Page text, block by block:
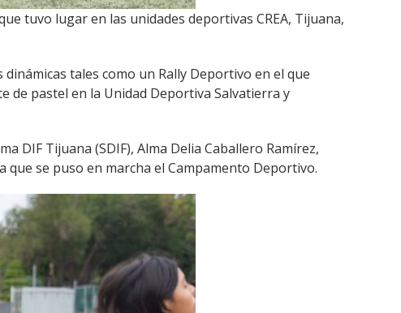
tuvo lugar en las unidades deportivas CREA, Tijuana,
tales como un Rally Deportivo en el que
de pastel en la Unidad Deportiva Salvatierra y
DIF Tijuana (SDIF), Alma Delia Caballero Ramírez,
se puso en marcha el Campamento Deportivo.